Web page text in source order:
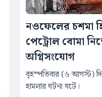
নওফেলের চশমা
পেট্রোল বোমা
অগ্নিসংযোগ
বৃহস্পতিবার (৬ আগস্ট)
হামলার ঘটনা ঘটে।